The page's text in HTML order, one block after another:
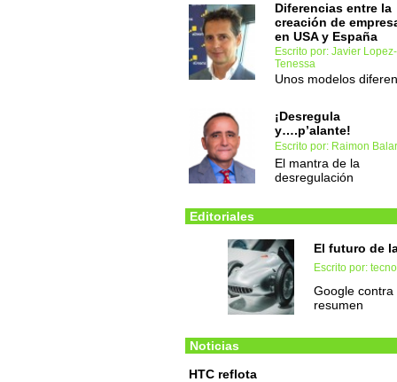
Diferencias entre la
creación de
en USA y España
Escrito por: Javier Lopez-
Tenessa
Unos modelos
¡Desregula
y….p’alante!
Escrito por: Raimon
El mantra de la
desregulación
Editoriales
El futuro de
Escrito por:
Google
resumen
Noticias
HTC reflota